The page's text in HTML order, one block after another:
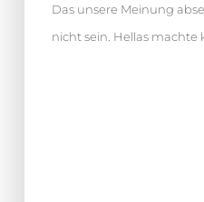
Das unsere Meinung
nicht sein. Hellas machte